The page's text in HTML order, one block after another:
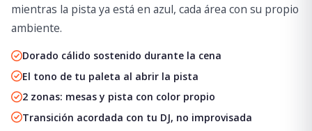
mientras la pista ya está en azul, cada área con su propio
ambiente.
Dorado cálido sostenido durante la cena
El tono de tu paleta al abrir la pista
2 zonas: mesas y pista con color propio
Transición acordada con tu DJ, no improvisada